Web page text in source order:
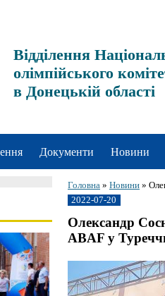
Відділення
олімпійського
в Донецькій області
Документи Новини
Головна » Новини »
2022-07-20
Олександр
ABAF у